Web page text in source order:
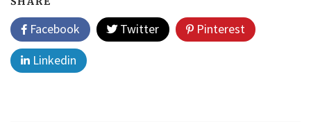
Facebook Twitter
Pinterest
Linkedin